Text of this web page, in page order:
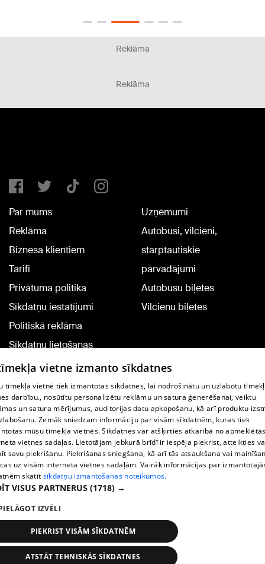
Reklāma
Reklāma
Par mums
Reklāma
Biznesa klientiem
Tarifi
Privātuma politika
Sīkdatņu iestatījumi
Politiskā reklāma
Sīkdatņu lietošanas
noteikumi
Komentāru pievienošana
Uzņēmumi
Autobusi, vilcieni,
starptautiskie
pārvadājumi
Autobusu biļetes
Vilcienu biļetes
TV programma
Līguma noteikumi
360 Ziņu kontakti
Helio Media
Portāla palīdzības dienests: e-pasts -
All rights reserved.
vietne izmanto sīkdatnes
tīmekļa vietnē tiek izmantotas sīkdatnes, lai nodrošinātu un uzlabotu
darbību., nosūtītu personalizētu reklāmu un satura ģenerēšanai, veiktu
un satura mērījumus, auditorijas datu apkopošanu, kā arī produktu
Zemāk sniedzam informāciju par visām sīkdatnēm, kuras tiek
mūsu tīmekļa vietnēs. Sīkdatnes var atšķirties atkarībā no
vietnes sadaļas. Lietotājam jebkurā brīdī ir iespēja piekrist, atteikties
savu piekrišanu. Piekrišanas sniegšana, kā arī tās atsaukšana vai
uz visām interneta vietnes sadaļām. Vairāk informācijas par
skatīt sīkdatņu izmantošanas noteikumos.
VISUS PARTNERUS (1718) →
IZVĒLI
PIEKRIST VISĀM SĪKDATNĒM
ATSTĀT TEHNISKĀS SĪKDATNES